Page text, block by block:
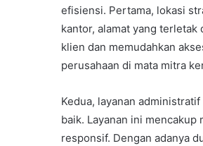
efisiensi. Pertama, lokasi
kantor, alamat yang
klien dan memudahkan
perusahaan di mata mitra
Kedua, layanan
baik. Layanan ini
responsif. Dengan adanya